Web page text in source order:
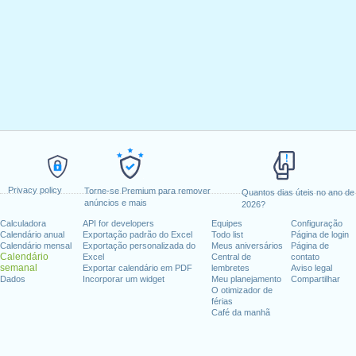
Privacy policy
Torne-se Premium para remover
anúncios e mais
Quantos dias úteis no ano de
2026?
Calculadora
Calendário anual
Calendário mensal
Calendário
semanal
Dados
API for developers
Exportação padrão do Excel
Exportação personalizada do
Excel
Exportar calendário em PDF
Incorporar um widget
Equipes
Todo list
Meus aniversários
Central de
lembretes
Meu planejamento
O otimizador de
férias
Café da manhã
Configuração
Página de login
Página de
contato
Aviso legal
Compartilhar